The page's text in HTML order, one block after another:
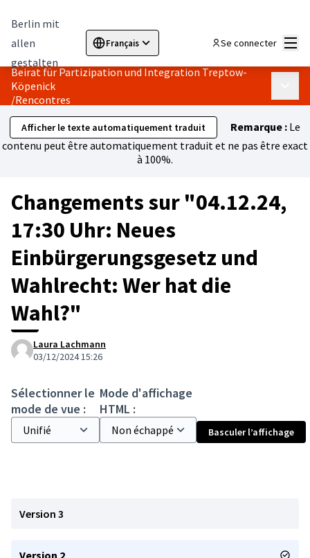
Berlin mit
allen
gestalten
Français
Sprache wählen Choose languageElegir el idioma
Se connecter
Beirat für Partizipation und Integration Treptow-
Köpenick
/Rencontres
Afficher le texte automatiquement traduit Remarque : Le
contenu peut être automatiquement traduit et ne pas être exact
à 100%.
Changements sur "04.12.24,
17:30 Uhr: Neues
Einbürgerungsgesetz und
Wahlrecht: Wer hat die
Wahl?"
Laura Lachmann
03/12/2024 15:26
Sélectionner le
mode de vue :
Mode d'affichage
HTML :
Basculer l’affichage
Version 3
Version 2